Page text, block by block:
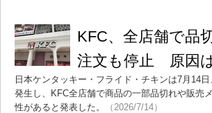
KFC、全店舗で
注文も停止 原因
日本ケンタッキー・フライド・チキンは7月14
発生し、KFC全店舗で商品の一部品切れや販売
性があると発表した。
（2026/7/14）